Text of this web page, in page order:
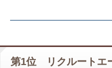
第1位 リクルートエ